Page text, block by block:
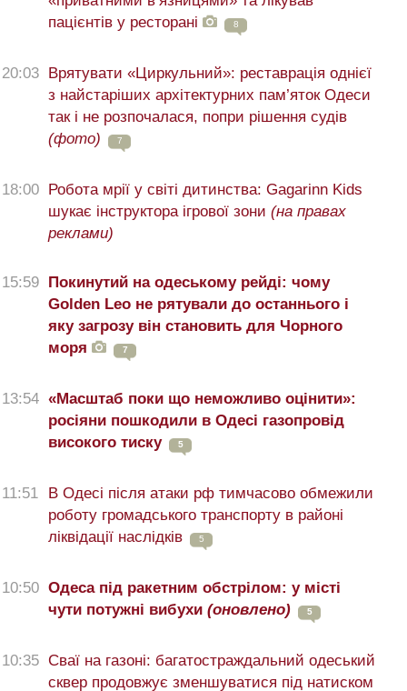
пацієнтів у ресторані
8
20:03 Врятувати «Циркульний»: реставрація однієї
з найстаріших архітектурних пам’яток Одеси
так і не розпочалася, попри рішення судів
(фото)
7
18:00 Робота мрії у світі дитинства: Gagarinn Kids
шукає інструктора ігрової зони (на правах
реклами)
15:59 Покинутий на одеському рейді: чому
Golden Leo не рятували до останнього і
яку загрозу він становить для Чорного
моря
7
13:54 «Масштаб поки що неможливо оцінити»:
росіяни пошкодили в Одесі газопровід
високого тиску
5
11:51
В Одесі після атаки рф тимчасово обмежили
роботу громадського транспорту в районі
ліквідації наслідків
5
10:50 Одеса під ракетним обстрілом: у місті
чути потужні вибухи (оновлено) 5
10:35 Сваї на газоні: багатостраждальний одеський
сквер продовжує зменшуватися під натиском